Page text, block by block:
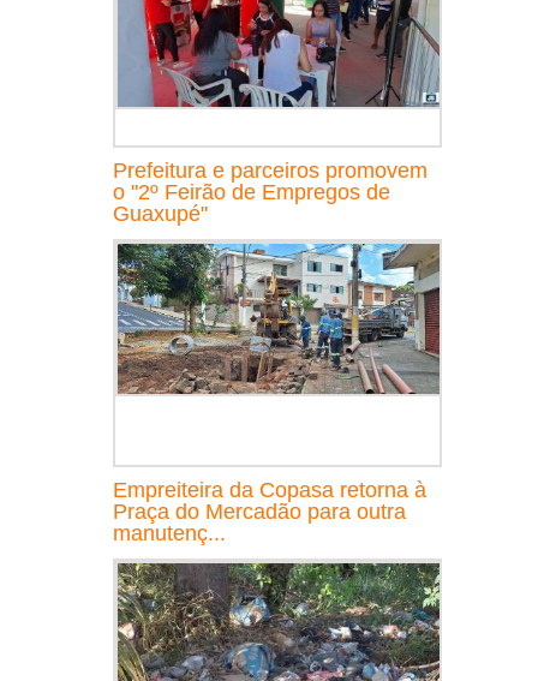
Prefeitura e parceiros promovem
o "2º Feirão de Empregos de
Guaxupé"
Empreiteira da Copasa retorna à
Praça do Mercadão para outra
manutenç...